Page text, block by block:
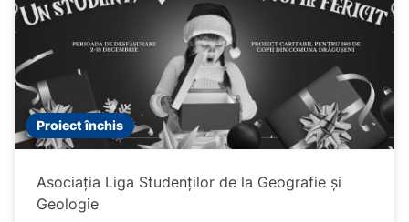
Proiect închis
Asociația Liga Studenților de la Geografie și
Geologie